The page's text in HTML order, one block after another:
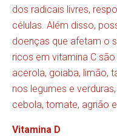
dos radicais livres,
células. Além disso,
doenças que afetam o
ricos em vitamina C
acerola, goiaba, limão,
nos legumes e
cebola, tomate, agrião
Vitamina D